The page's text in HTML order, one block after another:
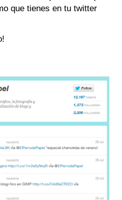
que tienes en tu twitter